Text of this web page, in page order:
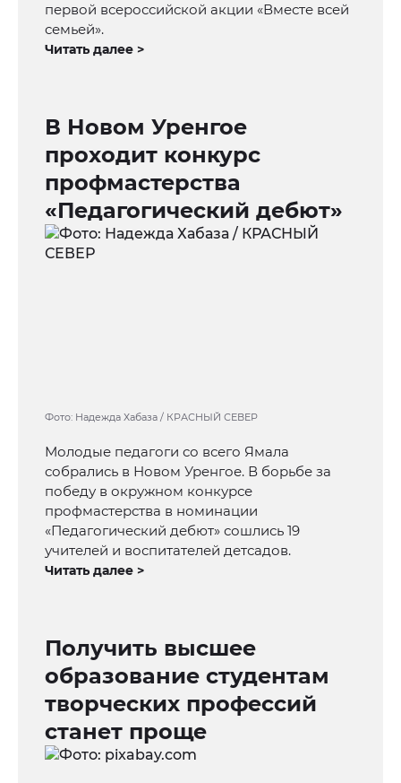
первой всероссийской акции «Вместе всей
семьей».
Читать далее >
В Новом Уренгое
проходит конкурс
профмастерства
«Педагогический дебют»
Фото: Надежда Хабаза / КРАСНЫЙ СЕВЕР
Молодые педагоги со всего Ямала
собрались в Новом Уренгое. В борьбе за
победу в окружном конкурсе
профмастерства в номинации
«Педагогический дебют» сошлись 19
учителей и воспитателей детсадов.
Читать далее >
Получить высшее
образование студентам
творческих профессий
станет проще